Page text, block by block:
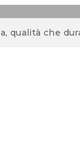
qualità che